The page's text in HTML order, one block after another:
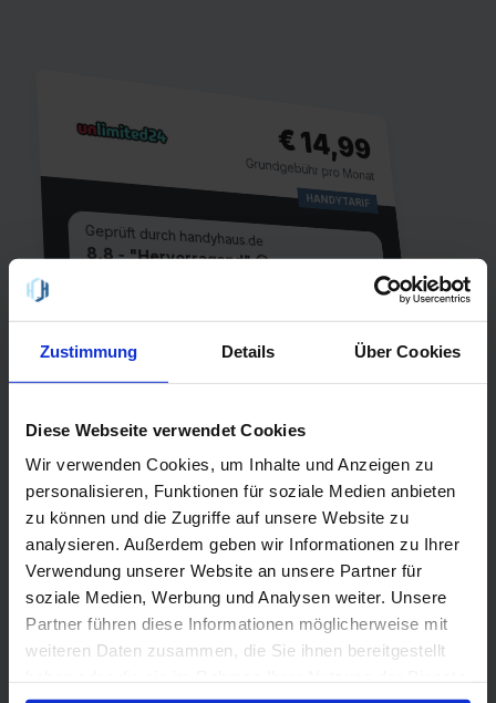
Zustimmung Details Über Cookies
Diese Webseite verwendet Cookies
Wir verwenden Cookies, um Inhalte und Anzeigen zu
personalisieren, Funktionen für soziale Medien anbieten
zu können und die Zugriffe auf unsere Website zu
analysieren. Außerdem geben wir Informationen zu Ihrer
Verwendung unserer Website an unsere Partner für
soziale Medien, Werbung und Analysen weiter. Unsere
Partner führen diese Informationen möglicherweise mit
weiteren Daten zusammen, die Sie ihnen bereitgestellt
€ 14,99
Grundgebühr pro Monat
HANDYTARIF
Geprüft durch handyhaus.de
8,8 - "Hervorragend" 😀
1 Monat
Netz
5G
QR-Code scannen oder suche
bei Google nachhandyhaus.de